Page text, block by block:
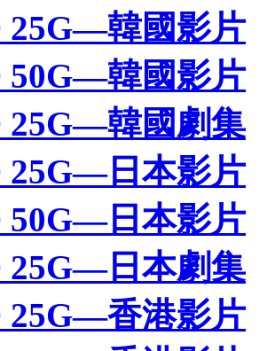
25G—韓國影片
50G—韓國影片
25G—韓國劇集
25G—日本影片
50G—日本影片
25G—日本劇集
25G—香港影片